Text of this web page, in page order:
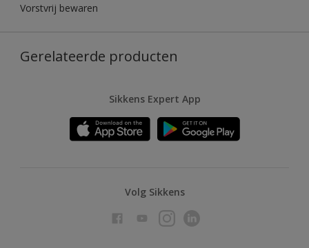
Vorstvrij bewaren
Gerelateerde producten
Sikkens Expert App
Volg Sikkens